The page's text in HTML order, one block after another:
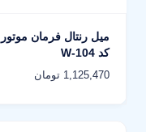
کد W-104
1,125,470 تومان